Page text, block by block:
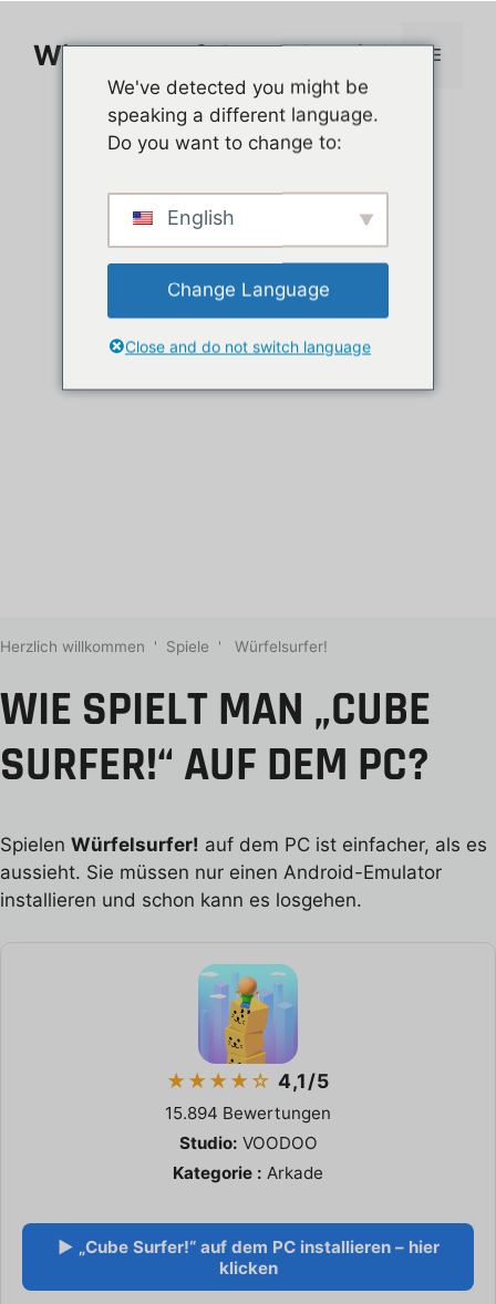
Inhalt
springenWie man auf dem PC spielt Menü
Herzlich willkommen ' Spiele ' Würfelsurfer!
WIE SPIELT MAN „CUBE
SURFER!“ AUF DEM PC?
Spielen Würfelsurfer! auf dem PC ist einfacher, als es
aussieht. Sie müssen nur einen Android-Emulator
installieren und schon kann es losgehen.
★★★★☆ 4,1/5
15.894 Bewertungen
Studio: VOODOO
Kategorie : Arkade
▶ „Cube Surfer!“ auf dem PC installieren – hier
klicken
We've detected you might be
speaking a different language.
Do you want to change to:
English
Change Language
Close and do not switch language